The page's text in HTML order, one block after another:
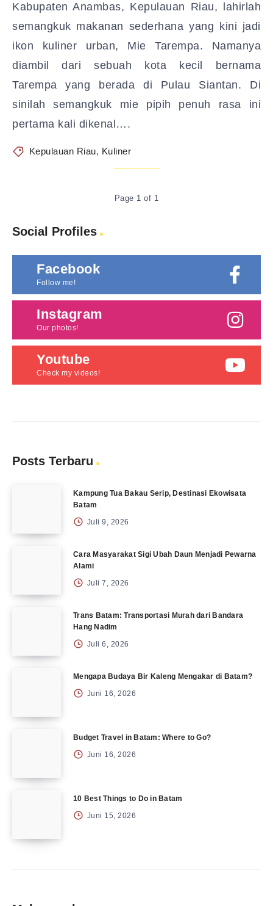
Kabupaten Anambas, Kepulauan Riau, lahirlah
semangkuk makanan sederhana yang kini jadi
ikon kuliner urban, Mie Tarempa. Namanya
diambil dari sebuah kota kecil bernama
Tarempa yang berada di Pulau Siantan. Di
sinilah semangkuk mie pipih penuh rasa ini
pertama kali dikenal….
Kepulauan Riau, Kuliner
Page 1 of 1
Social Profiles
Facebook
Follow me!
Instagram
Our photos!
Youtube
Check my videos!
Posts Terbaru
Kampung Tua Bakau Serip, Destinasi Ekowisata
Batam
Juli 9, 2026
Cara Masyarakat Sigi Ubah Daun Menjadi Pewarna
Alami
Juli 7, 2026
Trans Batam: Transportasi Murah dari Bandara
Hang Nadim
Juli 6, 2026
Mengapa Budaya Bir Kaleng Mengakar di Batam?
Juni 16, 2026
Budget Travel in Batam: Where to Go?
Juni 16, 2026
10 Best Things to Do in Batam
Juni 15, 2026